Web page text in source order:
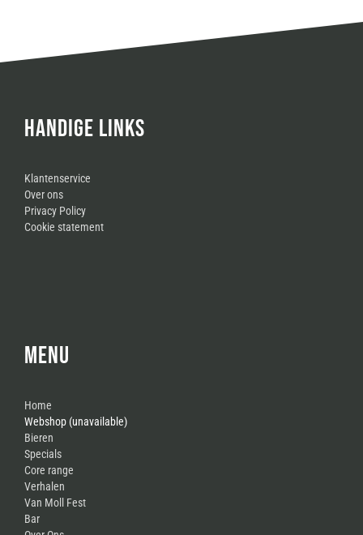
HANDIGE LINKS
Klantenservice
Over ons
Privacy Policy
Cookie statement
MENU
Home
Webshop (unavailable)
Bieren
Specials
Core range
Verhalen
Van Moll Fest
Bar